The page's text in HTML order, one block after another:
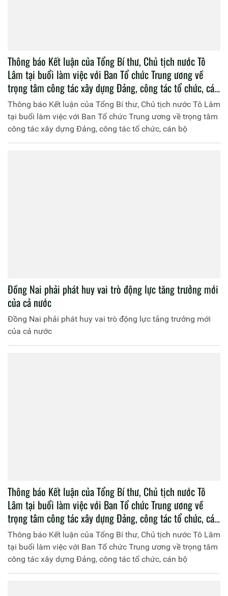
Thông báo Kết luận của Tổng Bí thư, Chủ tịch nước Tô
Lâm tại buổi làm việc với Ban Tổ chức Trung ương về
trọng tâm công tác xây dựng Đảng, công tác tổ chức, cán
bộ
Thông báo Kết luận của Tổng Bí thư, Chủ tịch nước Tô Lâm
tại buổi làm việc với Ban Tổ chức Trung ương về trọng tâm
công tác xây dựng Đảng, công tác tổ chức, cán bộ
Đồng Nai phải phát huy vai trò động lực tăng trưởng mới
của cả nước
Đồng Nai phải phát huy vai trò động lực tăng trưởng mới
của cả nước
Thông báo Kết luận của Tổng Bí thư, Chủ tịch nước Tô
Lâm tại buổi làm việc với Ban Tổ chức Trung ương về
trọng tâm công tác xây dựng Đảng, công tác tổ chức, cán
bộ
Thông báo Kết luận của Tổng Bí thư, Chủ tịch nước Tô Lâm
tại buổi làm việc với Ban Tổ chức Trung ương về trọng tâm
công tác xây dựng Đảng, công tác tổ chức, cán bộ